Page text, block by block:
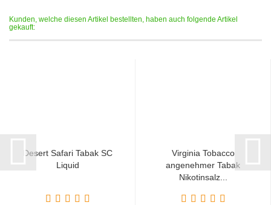
Kunden, welche diesen Artikel bestellten, haben auch folgende Artikel
gekauft:
Desert Safari Tabak SC
Liquid
Virginia Tobacco
angenehmer Tabak
Nikotinsalz...